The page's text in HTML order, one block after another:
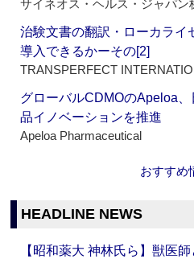
サイネオス・ヘルス・ジャパン
治験文書の翻訳・ローカライ
導入できるかーその[2]
TRANSPERFECT
グローバルCDMOのApeloa
品イノベーションを推進
Apeloa Pharmaceutical
おすすめ
HEADLINE NEWS
【昭和薬大 神林氏ら】獣医